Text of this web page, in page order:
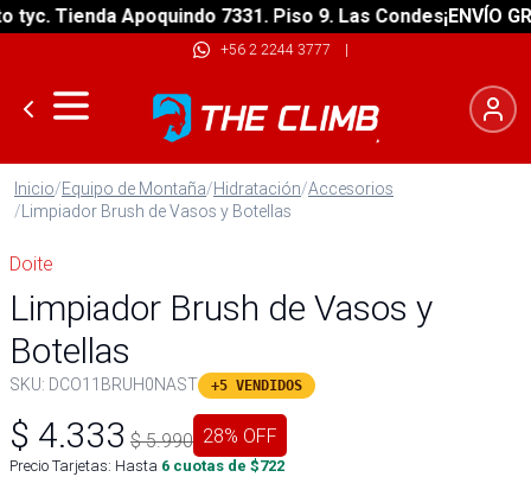
Tienda Apoquindo 7331. Piso 9. Las Condes¡ENVÍO
+56 2 2244 3777 |
Inicio/Equipo de Montaña/Hidratación/Accesorios
/Limpiador Brush de Vasos y Botellas
Doite
Limpiador Brush de Vasos y
Botellas
SKU: DCO11BRUH0NAST +5 VENDIDOS
$ 4.333 $5.990 28% OFF
Precio Tarjetas: Hasta 6 cuotas de $722